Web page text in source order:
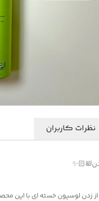
نظرات کاربران
زدن لوسیون خسته ای با